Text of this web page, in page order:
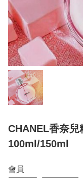
CHANEL香奈兒
100ml/150ml
會員